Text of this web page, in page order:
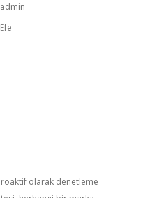
admin
Efe
olarak denetleme